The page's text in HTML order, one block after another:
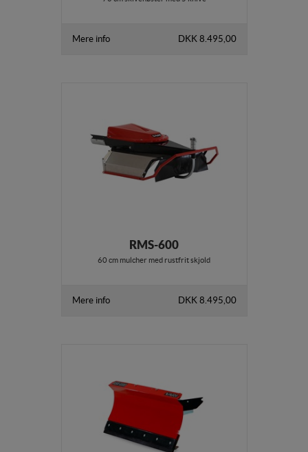
Mere info DKK 8.495,00
RMS-600
60 cm mulcher med rustfrit skjold
Mere info DKK 8.495,00